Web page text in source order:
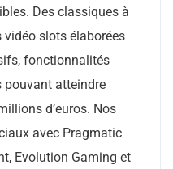
Des classiques à
slots élaborées
fonctionnalités
pouvant atteindre
d’euros. Nos
avec Pragmatic
Evolution Gaming et